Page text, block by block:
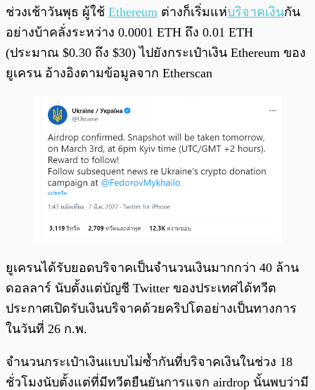
ช่วงเช้าวันพุธ ผู้ใช้ Ethereum ต่างก็เริ่มแห่บริจาคเงินกัน
อย่างบ้าคลั่งระหว่าง 0.0001 ETH ถึง 0.01 ETH
(ประมาณ $0.30 ถึง $30) ไปยังกระเป๋าเงิน Ethereum ของ
ยูเครน อ้างอิงตามข้อมูลจาก Etherscan
ยูเครนได้รับยอดบริจาคเป็นจำนวนเงินมากกว่า 40 ล้าน
ดอลลาร์ นับตั้งแต่บัญชี Twitter ของประเทศได้ทวีต
ประกาศเปิดรับเงินบริจาคด้วยคริปโตอย่างเป็นทางการ
ในวันที่ 26 ก.พ.
จำนวนกระเป๋าเงินแบบไม่ซ้ำกันที่บริจาคเงินในช่วง 18
ชั่วโมงนับตั้งแต่ที่มีทวีตยืนยันการแจก airdrop นั้นพบว่ามี